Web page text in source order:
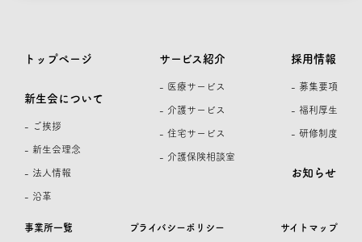
事業所一覧 プライバシーポリシー サイトマップ
トップページ
新生会について
- ご挨拶
- 新生会理念
- 法人情報
- 沿革
サービス紹介
- 医療サービス
- 介護サービス
- 住宅サービス
- 介護保険相談室
採用情報
- 募集要項
- 福利厚生
- 研修制度
お知らせ